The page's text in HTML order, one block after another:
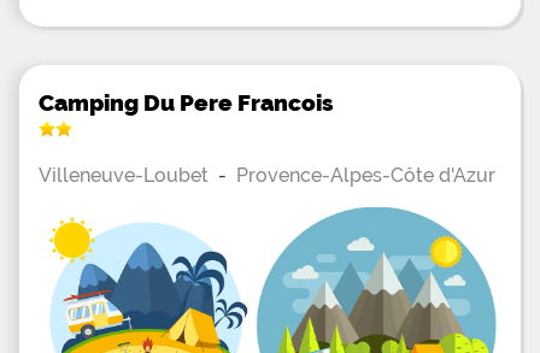
Camping Du Pere Francois
Villeneuve-Loubet - Provence-Alpes-Côte d'Azur